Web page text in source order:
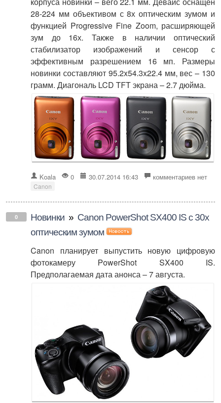
28-224 мм объективом с 8х оптическим зумом и
функцией Progressive Fine Zoom, расширяющей
зум до 16х. Также в наличии оптический
стабилизатор изображений и сенсор с
эффективным разрешением 16 мп. Размеры
новинки составляют 95.2x54.3x22.4 мм, вес – 130
грамм. Диагональ LCD TFT экрана – 2.7 дюйма.
Koala 0 30.07.2014 16:43 комментариев нет
Canon
0 Новинки » Canon PowerShot SX400 IS с 30х
оптическим зумом
Canon планирует выпустить новую цифровую
фотокамеру PowerShot SX400 IS.
Предполагаемая дата анонса – 7 августа.